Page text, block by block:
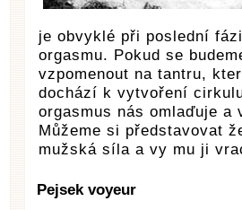
je obvyklé při poslední
orgasmu. Pokud se
vzpomenout na tantru,
dochází k vytvoření
orgasmus nás omlaďuje
Můžeme si představovat
mužská síla a vy mu ji
Pejsek voyeur